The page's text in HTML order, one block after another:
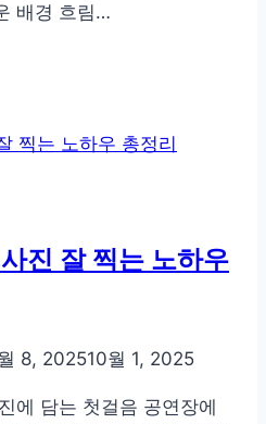
배경 흐림…
진 잘 찍는 노하우
8, 202510월 1, 2025
에 담는 첫걸음 공연장에